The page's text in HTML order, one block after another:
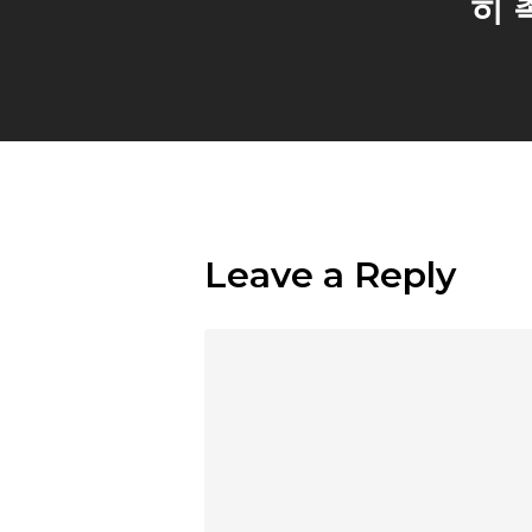
Leave a Reply